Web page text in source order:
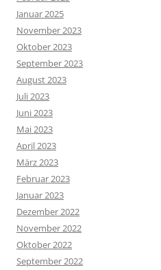
Januar 2025
November 2023
Oktober 2023
September 2023
August 2023
Juli 2023
Juni 2023
Mai 2023
April 2023
März 2023
Februar 2023
Januar 2023
Dezember 2022
November 2022
Oktober 2022
September 2022